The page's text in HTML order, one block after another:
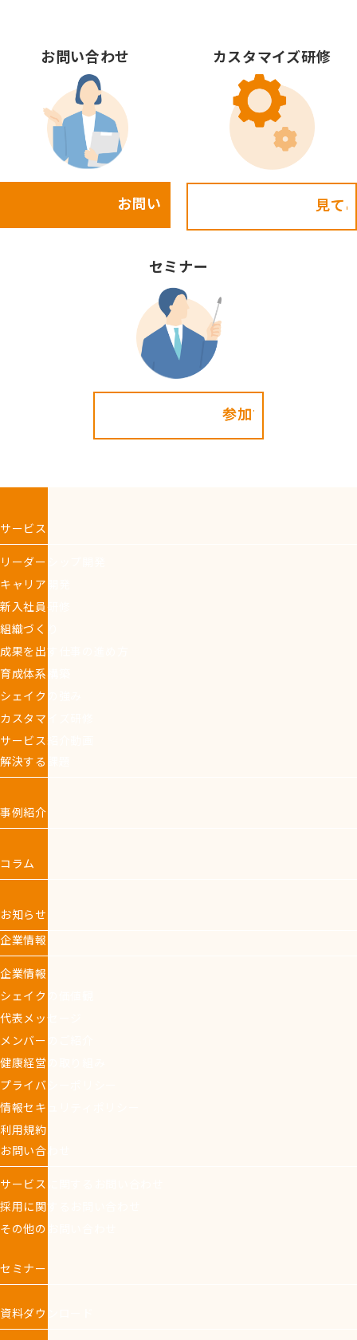
お問い合わせ
お問い合わせ
カスタマイズ研修
セミナー
サービス
リーダーシップ開発
キャリア開発
新入社員研修
組織づくり
成果を出す仕事の進め方
育成体系構築
シェイクの強み
カスタマイズ研修
サービス紹介動画
解決する課題
事例紹介
コラム
お知らせ
企業情報
企業情報
シェイクの価値観
代表メッセージ
メンバーのご紹介
健康経営の取り組み
プライバシーポリシー
情報セキュリティポリシー
利用規約
お問い合わせ
サービスに関するお問い合わせ
採用に関するお問い合わせ
その他のお問い合わせ
セミナー
資料ダウンロード